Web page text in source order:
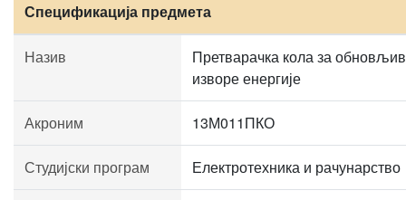
Спецификација предмета
Назив
Претварачка кола за
изворе енергије
Акроним 13М011ПКО
Студијски програм Електротехника и рачунарство